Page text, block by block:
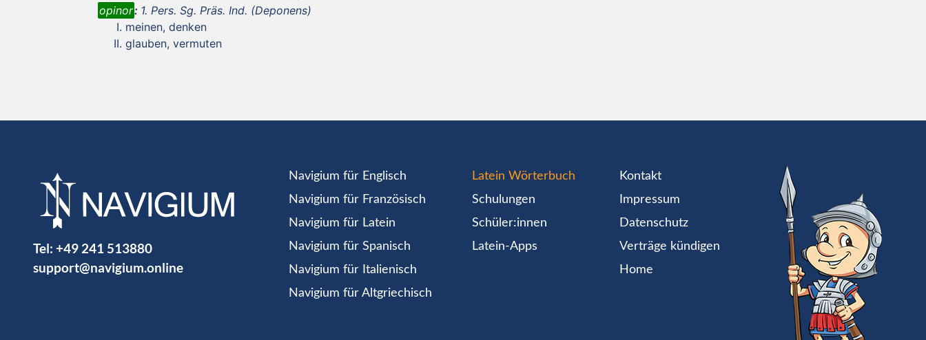
opinor: 1. Pers. Sg. Präs. Ind. (Deponens)
meinen, denken
glauben, vermuten
Tel: +49 241 513880
support@navigium.online
Navigium für Englisch
Navigium für Französisch
Navigium für Latein
Navigium für Spanisch
Navigium für Italienisch
Navigium für Altgriechisch
Latein Wörterbuch
Schulungen
Schüler:innen
Latein-Apps
Kontakt
Impressum
Datenschutz
Verträge kündigen
Home